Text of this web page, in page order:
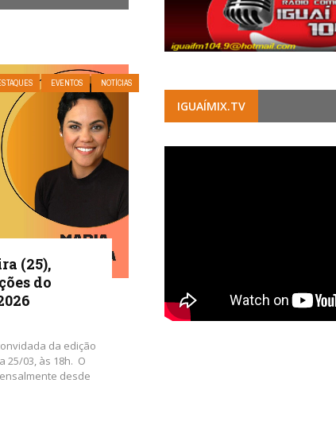
EVENTOS NOTÍCIAS
(25),
do
da edição
25/03, às 18h. O
desde
IGUAÍMIX.TV